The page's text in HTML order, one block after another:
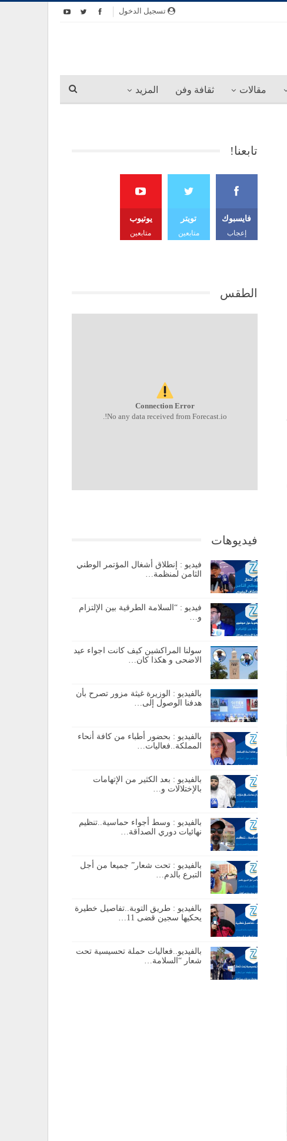
تسجيل الدخول
مقالات ثقافة وفن المزيد
تابعنا!
فايسبوك
إعجاب
تويتر
متابعين
يوتيوب
متابعين
الطقس
Connection Error
No any data received from Forecast.io!.
فيديوهات
فيديو : إنطلاق أشغال المؤتمر الوطني
الثامن لمنظمة…
فيديو : “السلامة الطرقية بين الإلتزام
و…
سولنا المراكشين كيف كانت اجواء عيد
الاضحى و هكذا كان…
بالفيديو : الوزيرة غيثة مزور تصرح بأن
هدفنا الوصول إلى…
بالفيديو : بحضور أطباء من كافة أنحاء
المملكة..فعاليات…
بالفيديو : بعد الكثير من الإتهامات
بالإختلالات و…
بالفيديو : وسط أجواء حماسية..تنظيم
نهائيات دوري الصداقة…
بالفيديو : تحت شعار” جميعا من أجل
التبرع بالدم…
بالفيديو : طريق التوبة..تفاصيل خطيرة
يحكيها سجين قضى 11…
بالفيديو..فعاليات حملة تحسيسية تحت
شعار “السلامة…